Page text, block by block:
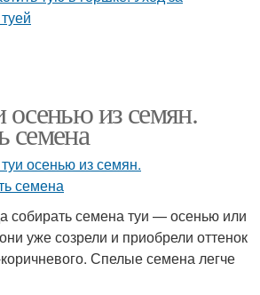
осенью из семян.
семена
собирать семена туи — осенью или
уже созрели и приобрели оттенок
Спелые семена легче